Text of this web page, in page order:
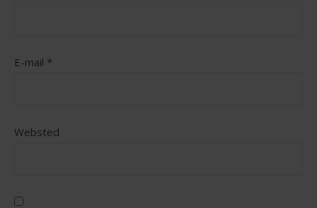
E-mail *
Websted